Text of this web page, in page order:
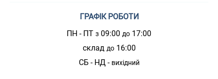
ГРАФІК РОБОТИ
ПН - ПТ з 09:00 до 17:00
склад до16:00
СБ - НД - вихідний